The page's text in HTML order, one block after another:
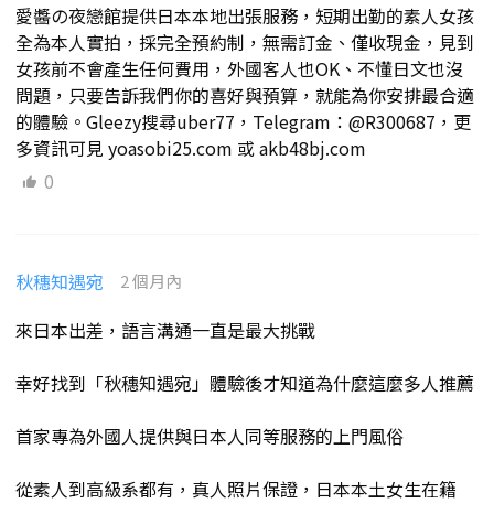
愛醬の夜戀館提供日本本地出張服務，短期出勤的素人女孩
全為本人實拍，採完全預約制，無需訂金、僅收現金，見到
女孩前不會產生任何費用，外國客人也OK、不懂日文也沒
問題，只要告訴我們你的喜好與預算，就能為你安排最合適
的體驗。Gleezy搜尋uber77，Telegram：@R300687，更
多資訊可見 yoasobi25.com 或 akb48bj.com
0
秋穗知遇宛 2 個月內
來日本出差，語言溝通一直是最大挑戰
幸好找到「秋穗知遇宛」體驗後才知道為什麼這麼多人推薦
首家專為外國人提供與日本人同等服務的上門風俗
從素人到高級系都有，真人照片保證，日本本土女生在籍